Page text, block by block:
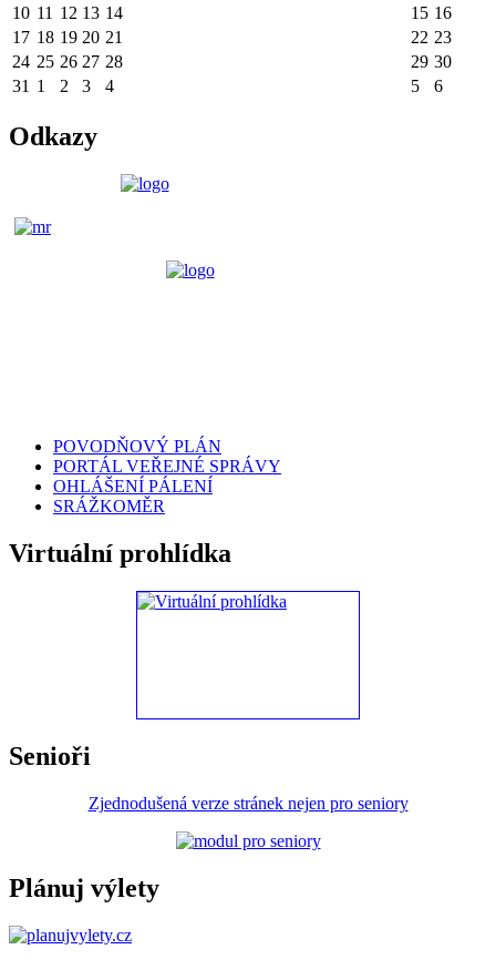
10 11 12 13 14 15 16
17 18 19 20 21 22 23
24 25 26 27 28 29 30
31 1 2 3 4 5 6
Odkazy
POVODŇOVÝ PLÁN
PORTÁL VEŘEJNÉ SPRÁVY
OHLÁŠENÍ PÁLENÍ
SRÁŽKOMĚR
Virtuální prohlídka
Senioři
Zjednodušená verze stránek nejen pro seniory
Plánuj výlety